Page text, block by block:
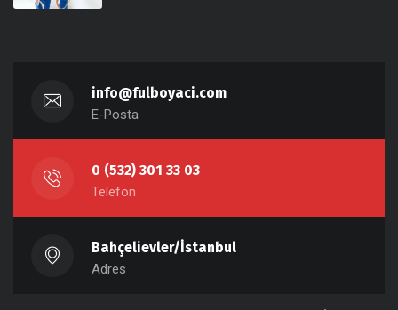
info@fulboyaci.com
E-Posta
0 (532) 301 33 03
Telefon
Bahçelievler/İstanbul
Adres